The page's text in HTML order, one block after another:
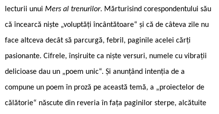
lecturii unui Mers al trenurilor. Mărturisind corespondentului său
că încearcă niște „voluptăți încântătoare“ și că de câteva zile nu
face altceva decât să parcurgă, febril, paginile acelei cărți
pasionante. Cifrele, înșiruite ca niște versuri, numele cu vibrații
delicioase dau un „poem unic“. Și anunțând intenția de a
compune un poem în proză pe această temă, a „proiectelor de
călătorie“ născute din reveria în fața paginilor sterpe, alcătuite